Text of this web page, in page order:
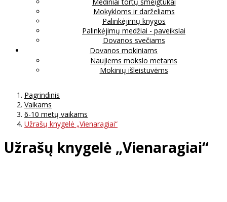
Mokykloms ir darželiams
Palinkėjimų knygos
Palinkėjimų medžiai - paveikslai
Dovanos svečiams
Dovanos mokiniams
Naujiems mokslo metams
Mokinių išleistuvėms
Pagrindinis
Vaikams
6-10 metų vaikams
Užrašų knygelė „Vienaragiai“
Užrašų knygelė „Vienaragiai“